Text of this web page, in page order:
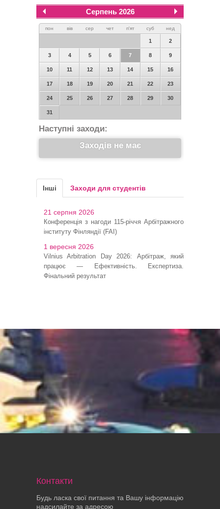
Серпень 2026
пон вів сер чет п'ят суб нед
1 2
3 4 5 6 7 8 9
10 11 12 13 14 15 16
17 18 19 20 21 22 23
24 25 26 27 28 29 30
31
Наступні заходи:
Заходів не має
Інші Заходи для студентів
21 серпня 2026
Конференція з нагоди 115-річчя Арбітражного
інституту Фінляндії (FAI)
1 вересня 2026
Vilnius Arbitration Day 2026: Арбітраж, який
працює — Ефективність. Експертиза.
Фінальний результат
Контакти
Будь ласка свої питання та Вашу інформацію
надсилайте за адресою